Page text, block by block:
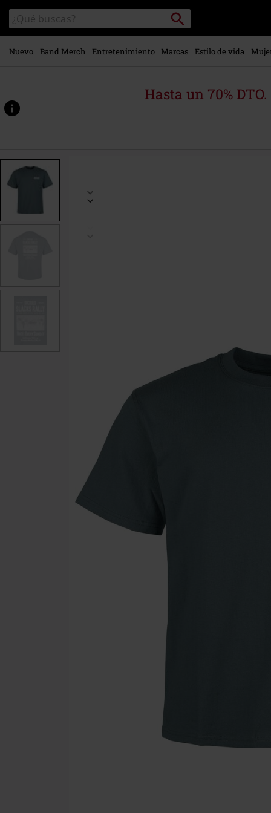
contenido
principal
Buscar
en
el
catálogo
Buscar
Nuevo Band Merch Entretenimiento Marcas Estilo de vida
Hasta un 70%
www.emp-
p/slacks-
572213.html